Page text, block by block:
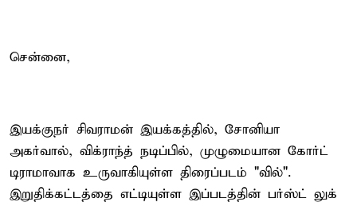
சென்னை,
இயக்குநர் சிவராமன் இயக்கத்தில், சோனியா
அகர்வால், விக்ராந்த் நடிப்பில், முழுமையான கோர்ட்
டிராமாவாக உருவாகியுள்ள திரைப்படம் "வில்".
இறுதிக்கட்டத்தை எட்டியுள்ள இப்படத்தின் பர்ஸ்ட் லுக்